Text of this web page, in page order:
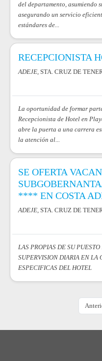
del departamento, asumiendo
asegurando un servicio
estándares de...
RECEPCIONISTA
ADEJE, STA. CRUZ DE
La oportunidad de formar
Recepcionista de Hotel en
abre la puerta a una carrera
la atención al...
SE OFERTA
**** EN COSTA
ADEJE, STA. CRUZ DE
LAS PROPIAS DE SU PUESTO
SUPERVISION DIARIA EN LA
ESPECIFICAS DEL HOTEL